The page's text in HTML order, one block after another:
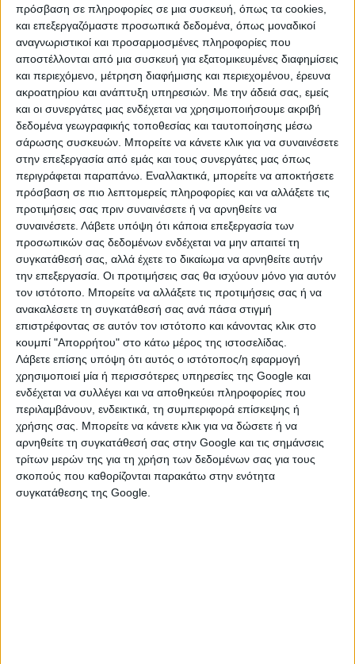
πρόσβαση σε πληροφορίες σε μια συσκευή, όπως τα cookies,
και επεξεργαζόμαστε προσωπικά δεδομένα, όπως μοναδικοί
αναγνωριστικοί και προσαρμοσμένες πληροφορίες που
αποστέλλονται από μια συσκευή για εξατομικευμένες διαφημίσεις
και περιεχόμενο, μέτρηση διαφήμισης και περιεχομένου, έρευνα
ακροατηρίου και ανάπτυξη υπηρεσιών. Με την άδειά σας, εμείς
και οι συνεργάτες μας ενδέχεται να χρησιμοποιήσουμε ακριβή
δεδομένα γεωγραφικής τοποθεσίας και ταυτοποίησης μέσω
σάρωσης συσκευών. Μπορείτε να κάνετε κλικ για να συναινέσετε
στην επεξεργασία από εμάς και τους συνεργάτες μας όπως
περιγράφεται παραπάνω. Εναλλακτικά, μπορείτε να αποκτήσετε
πρόσβαση σε πιο λεπτομερείς πληροφορίες και να αλλάξετε τις
προτιμήσεις σας πριν συναινέσετε ή να αρνηθείτε να
συναινέσετε. Λάβετε υπόψη ότι κάποια επεξεργασία των
προσωπικών σας δεδομένων ενδέχεται να μην απαιτεί τη
συγκατάθεσή σας, αλλά έχετε το δικαίωμα να αρνηθείτε αυτήν
την επεξεργασία. Οι προτιμήσεις σας θα ισχύουν μόνο για αυτόν
τον ιστότοπο. Μπορείτε να αλλάξετε τις προτιμήσεις σας ή να
ανακαλέσετε τη συγκατάθεσή σας ανά πάσα στιγμή
επιστρέφοντας σε αυτόν τον ιστότοπο και κάνοντας κλικ στο
κουμπί "Απορρήτου" στο κάτω μέρος της ιστοσελίδας.
Λάβετε επίσης υπόψη ότι αυτός ο ιστότοπος/η εφαρμογή
χρησιμοποιεί μία ή περισσότερες υπηρεσίες της Google και
ενδέχεται να συλλέγει και να αποθηκεύει πληροφορίες που
περιλαμβάνουν, ενδεικτικά, τη συμπεριφορά επίσκεψης ή
χρήσης σας. Μπορείτε να κάνετε κλικ για να δώσετε ή να
αρνηθείτε τη συγκατάθεσή σας στην Google και τις σημάνσεις
τρίτων μερών της για τη χρήση των δεδομένων σας για τους
σκοπούς που καθορίζονται παρακάτω στην ενότητα
συγκατάθεσης της Google.
Νίκος Κοκκινόπουλος
Στην ανάκληση της διακοπής τουΠρογράμματος 55-67
προχώρησε και επίσημα η ΔΥΠΑ μετά τις αντιδράσεις
και το δημοσίευμα του aftodioikisi.gr.Συγκεκριμένα, με
απόφασή της η Προϊσταμένη του ΚΠΑ Καισαριανής
ανακαλεί το υπ’ αριθμόν 925148/28.8.2024
προηγούμενο έγγραφό της με το οποίο ενημερωνόταν
ο Δήμος Βύρωνα για τη διακοπή του Προγράμματος
από 2.8.
Εξαιτίας της συγκεκριμένης εξέλιξης, η δημοτική αρχή
Βύρωνα δεν θα ανανέωνε τις συμβάσεις τεσσάρων
εργαζομένων που δουλεύουν με το συγκεκριμένο
πρόγραμμα μετά το πρώτο έτος, παρότι το πρόγραμμα
προβλέπει έναν επιπλέον χρόνο σύμβασης.
Υπενθυμίζεται ότι αρχικά τοΣυνδικάτο ΟΤΑ
Αττικήςκαι στη συνέχεια το Σωματείο Εργαζομένων
Δήμου Βύρωνα είχαν αντιδράσει έντονα.
Μάλιστα, όπως έγραψε το aftodioikisi.gr, οι
εργαζόμενοι του Δήμου Βύρωνα επικοινώνησαν με τη
ΔΥΠΑ, η οποία μπροστά στις αντιδράσεις τους
διαβεβαίωσε προφορικά ότι θα στείλει έγγραφος
ανάκλησης της διακοπής. Όπως και έγινε.
πηγη: aftodioikisi.gr